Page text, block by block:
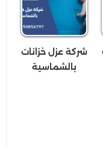
شركة عزل خزانات
بالشماسية